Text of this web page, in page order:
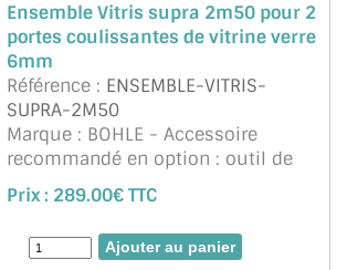
Ensemble Vitris supra 2m50 pour 2
portes coulissantes de vitrine verre
6mm
Référence : ENSEMBLE-VITRIS-
SUPRA-2M50
Marque : BOHLE - Accessoire
recommandé en option : outil de
montage ref. BO60HAX52. 2m50
recoupable. Bohle pour 2 portes en
verre coulissantes (vitrine).
Epaisseur 6mm. Verre sécurit non
Prix : 289.00€ TTC